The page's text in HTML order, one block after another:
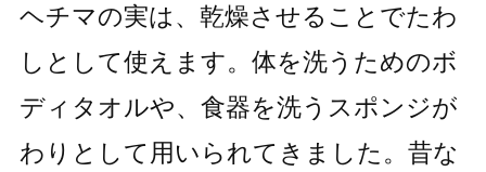
ヘチマの実は、乾燥させることでたわ
しとして使えます。体を洗うためのボ
ディタオルや、食器を洗うスポンジが
わりとして用いられてきました。昔な